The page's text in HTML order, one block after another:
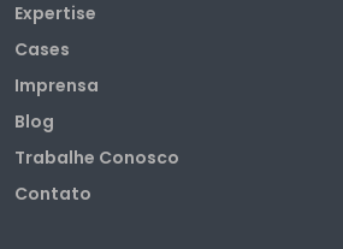
Expertise
Cases
Imprensa
Blog
Trabalhe Conosco
Contato